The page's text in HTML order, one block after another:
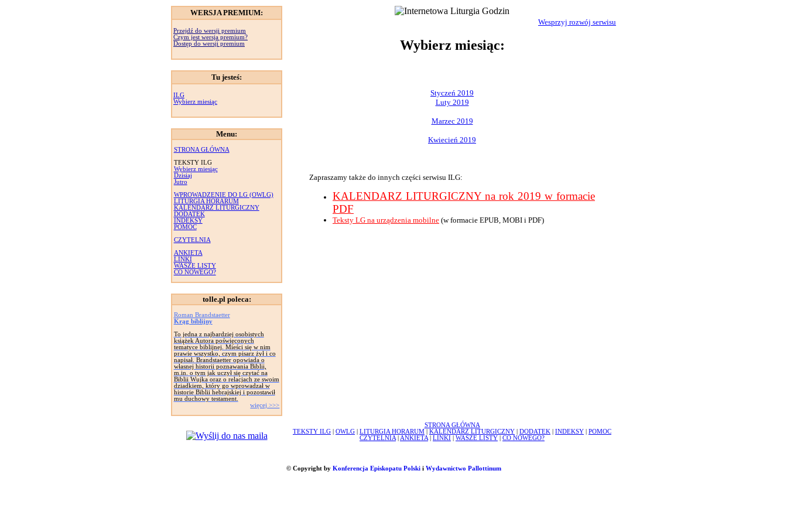
WERSJA PREMIUM:
Przejdź do wersji premium
Czym jest wersja premium?
Dostęp do wersji premium
Tu jesteś:
ILG
Wybierz miesiąc
Menu:
STRONA GŁÓWNA
TEKSTY ILG
Wybierz miesiąc
Dzisiaj
Jutro
WPROWADZENIE DO LG (OWLG)
LITURGIA HORARUM
KALENDARZ LITURGICZNY
DODATEK
INDEKSY
POMOC
CZYTELNIA
ANKIETA
LINKI
WASZE LISTY
CO NOWEGO?
tolle.pl poleca:
Roman Brandstaetter
Krąg biblijny
To jedna z najbardziej osobistych
książek Autora poświęconych
tematyce biblijnej. Mieści się w nim
prawie wszystko, czym pisarz żył i co
napisał. Brandstaetter opowiada o
własnej historii poznawania Biblii,
m.in. o tym jak uczył się czytać na
Biblii Wujka oraz o relacjach ze swoim
dziadkiem, który go wprowadzał w
historie Biblii hebrajskiej i pozostawił
mu duchowy testament.
więcej >>>
Wesprzyj rozwój serwisu
Wybierz miesiąc:
Styczeń 2019
Luty 2019
Marzec 2019
Kwiecień 2019
Zapraszamy także do innych części serwisu ILG:
KALENDARZ LITURGICZNY na rok 2019 w formacie
PDF
Teksty LG na urządzenia mobilne (w formacie EPUB, MOBI i PDF)
STRONA GŁÓWNA
TEKSTY ILG
OWLG LITURGIA HORARUM KALENDARZ LITURGICZNY DODATEK INDEKSY
POMOC
CZYTELNIA
ANKIETA LINKI WASZE LISTY CO NOWEGO?
© Copyright by Konferencja Episkopatu Polskii Wydawnictwo Pallottinum